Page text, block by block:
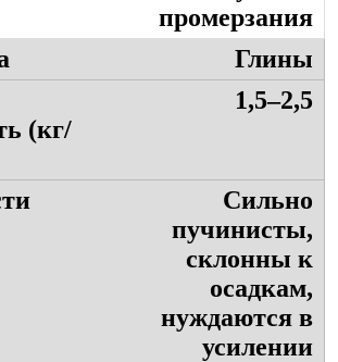
промерзания
Глины
1,5–2,5
Сильно
пучинисты,
склонны к
осадкам,
нуждаются в
усилении